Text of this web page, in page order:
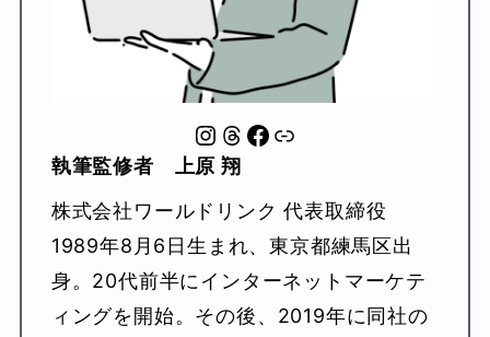
Instagram
Threads
Facebook
Link
執筆監修者 上原 翔
株式会社ワールドリンク 代表取締役
1989年8月6日生まれ、東京都練馬区出
身。20代前半にインターネットマーケテ
ィングを開始。その後、2019年に同社の